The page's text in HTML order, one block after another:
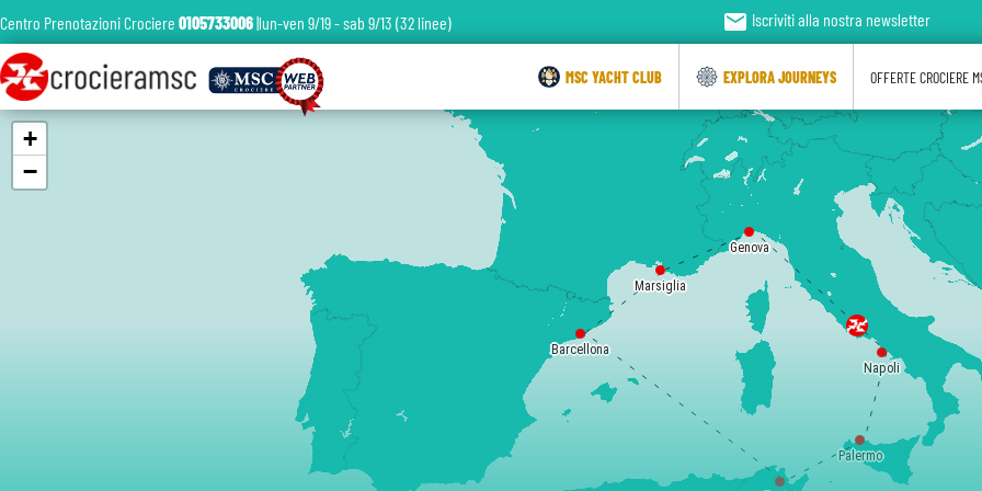
Marsiglia
Genova
Napoli
Palermo
Barcellona
+
−
Centro Prenotazioni Crociere 0105733006|lun-ven 9/19 - sab 9/13 (32 linee) email Iscriviti alla nostra newsletter
MSC YACHT CLUB EXPLORA JOURNEYS OFFERTE CROCIERE